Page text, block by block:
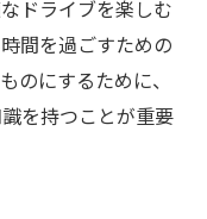
ドライブを楽しむ
間を過ごすための
のにするために、
を持つことが重要